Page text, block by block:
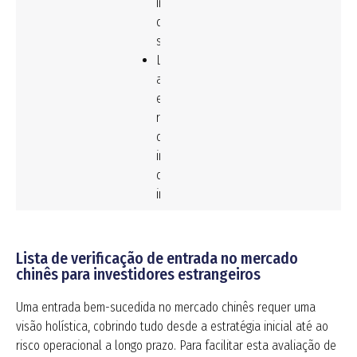
de
selo
Lei
aduaneira
e
regulamentos
de
imposto
de
importação
Lista de verificação de entrada no mercado
chinês para investidores estrangeiros
Uma entrada bem-sucedida no mercado chinês requer uma
visão holística, cobrindo tudo desde a estratégia inicial até ao
risco operacional a longo prazo. Para facilitar esta avaliação de